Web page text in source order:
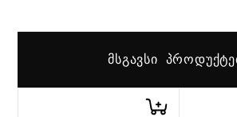
ᲛᲡᲒᲐᲕᲡᲘ